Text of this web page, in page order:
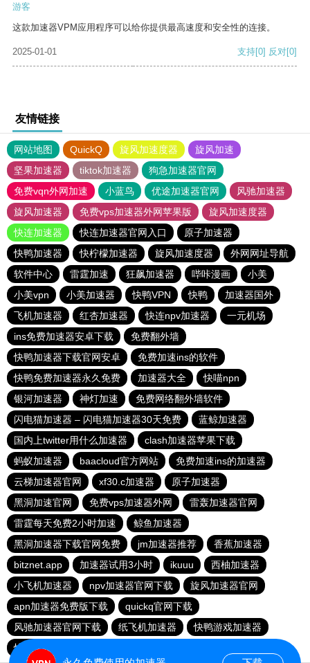
游客
这款加速器VPM应用程序可以给你提供最高速度和安全性的连接。
2025-01-01 支持[0] 反对[0]
友情链接
网站地图 QuickQ 旋风加速度器
旋风加速
坚果加速器
tiktok加速器
狗急加速器官网
免费vqn外网加速
小蓝鸟 优途加速器官网
风驰加速器
旋风加速器
免费vps加速器外网苹果版
旋风加速度器
快连加速器
快连加速器官网入口
原子加速器
快鸭加速器
快柠檬加速器 旋风加速度器
外网网址导航
软件中心
雷霆加速 狂飙加速器 哔咔漫画
小美
小美vpn
小美加速器 快鸭VPN 快鸭
加速器国外
飞机加速器
红杏加速器 快连npv加速器
一元机场
ins免费加速器安卓下载
免费翻外墙
快鸭加速器下载官网安卓
免费加速ins的软件
快鸭免费加速器永久免费
加速器大全
快喵npn
银河加速器
神灯加速
免费网络翻外墙软件
闪电猫加速器 – 闪电猫加速器30天免费
蓝鲸加速器
国内上twitter用什么加速器
clash加速器苹果下载
蚂蚁加速器
baacloud官方网站
免费加速ins的加速器
云梯加速器官网
xf30.c加速器
原子加速器
黑洞加速官网
免费vps加速器外网
雷轰加速器官网
雷霆每天免费2小时加速
鲸鱼加速器
黑洞加速器下载官网免费
jm加速器推荐
香蕉加速器
bitznet.app
加速器试用3小时 ikuuu
西柚加速器
小飞机加速器
npv加速器官网下载
旋风加速器官网
apn加速器免费版下载
quickq官网下载
风驰加速器官网下载
纸飞机加速器
快鸭游戏加速器
快鸭梯子加速器